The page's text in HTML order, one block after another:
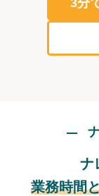
ナ
業務時間